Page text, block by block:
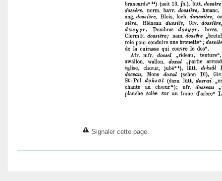
Signaler cette page.